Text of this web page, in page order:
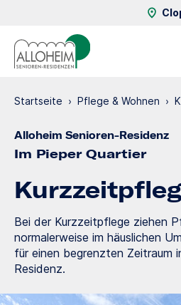
Startseite › Pflege & Wohnen ›
Alloheim Senioren-Residenz
Im Pieper Quartier
Bei der Kurzzeitpflege ziehen
normalerweise im häuslichen
für einen begrenzten Zeitraum
Residenz.